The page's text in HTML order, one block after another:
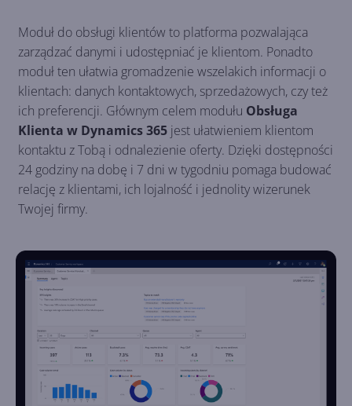
Moduł do obsługi klientów to platforma pozwalająca
zarządzać danymi i udostępniać je klientom. Ponadto
moduł ten ułatwia gromadzenie wszelakich informacji o
klientach: danych kontaktowych, sprzedażowych, czy też
ich preferencji. Głównym celem modułu Obsługa
Klienta w Dynamics 365 jest ułatwieniem klientom
kontaktu z Tobą i odnalezienie oferty. Dzięki dostępności
24 godziny na dobę i 7 dni w tygodniu pomaga budować
relację z klientami, ich lojalność i jednolity wizerunek
Twojej firmy.